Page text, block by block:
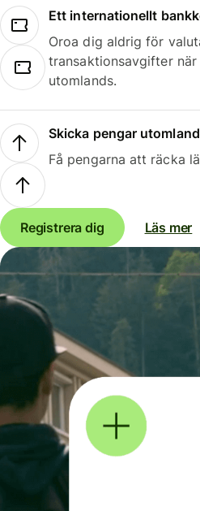
Ett internationellt
Oroa dig aldrig för
transaktionsavgifter
utomlands.
Skicka pengar
Få pengarna att räcka
Registrera dig Läs mer